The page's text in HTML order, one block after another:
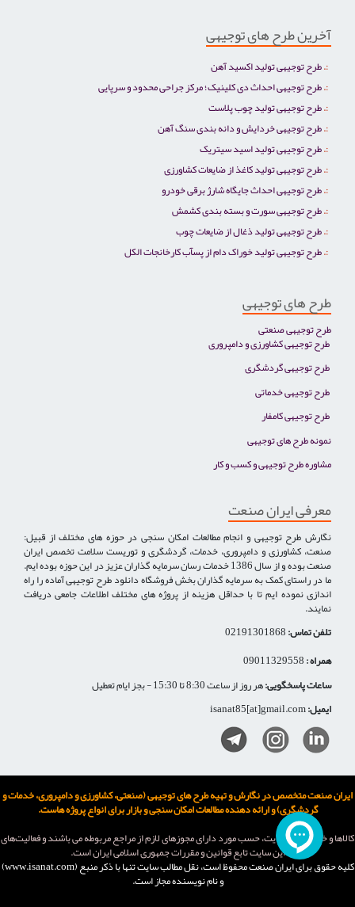
آخرین طرح های توجیهی
طرح توجیهی تولید اکسید آهن
طرح توجیهی احداث دی کلینیک؛ مرکز جراحی محدود و سرپایی
طرح توجیهی تولید چوب پلاست
طرح توجیهی خردایش و دانه بندی سنگ آهن
طرح توجیهی تولید اسید سیتریک
طرح توجیهی تولید کاغذ از ضایعات کشاورزی
طرح توجیهی احداث جایگاه شارژ برقی خودرو
طرح توجیهی سورت و بسته بندی کشمش
طرح توجیهی تولید ذغال از ضایعات چوب
طرح توجیهی تولید خوراک دام از پسآب کارخانجات الکل
طرح های توجیهی
طرح توجیهی صنعتی
طرح توجیهی کشاورزی و دامپروری
طرح توجیهی گردشگری
طرح توجیهی خدماتی
طرح توجیهی کامفار
نمونه طرح های توجیهی
مشاوره طرح توجیهی و کسب و کار
معرفی ایران صنعت
نگارش طرح توجیهی و انجام مطالعات امکان سنجی در حوزه های مختلف از قبیل:
صنعت، کشاورزی و دامپروری، خدمات، گردشگری و توریست سلامت تخصص ایران
صنعت بوده و از سال 1386 خدمات رسان سرمایه گذاران عزیز در این حوزه بوده ایم.
ما در راستای کمک به سرمایه گذاران بخش فروشگاه دانلود طرح توجیهی آماده را راه
اندازی نموده ایم تا با حداقل هزینه از پروژه های مختلف اطلاعات جامعی دریافت
نمایند.
تلفن تماس:
همراه :
ساعات پاسخگویی:هر روز از ساعت 8:30 تا 15:30 - بجز ایام تعطیل
ایمیل:
ایران صنعت متخصص در نگارش و تهیه طرح های توجیهی (صنعتی، کشاورزی و دامپروری، خدمات و
گردشگری) و ارائه دهنده مطالعات امکان سنجی و بازار برای انواع پروژه هاست.
كالاها و خدمات اين سایت، حسب مورد دارای مجوزهای لازم از مراجع مربوطه می باشند و فعاليت‌های
اين سايت تابع قوانين و مقررات جمهوری اسلامی ايران است.
کلیه حقوق برای ایران صنعت محفوظ است، نقل مطالب سايت تنها با ذکر منبع (www.isanat.com)
و نام نويسنده مجاز است.